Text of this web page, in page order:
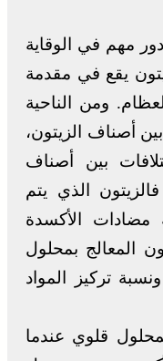
مهم في الوقاية
يقع في مقدمة
ومن الناحية
بين أصناف الزيتون،
بين أصناف
الذي يتم
مضادات الأكسدة
المعالج بمحلول
تركيز المواد
قلوي عندما